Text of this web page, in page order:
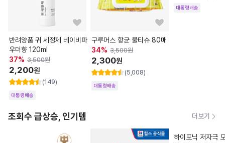
반려양품 귀 세정제 베이비파
우더향 120ml
37% 3,500
2,200원
구루머스 항균 물티슈 80매
34% 3,500
2,300원